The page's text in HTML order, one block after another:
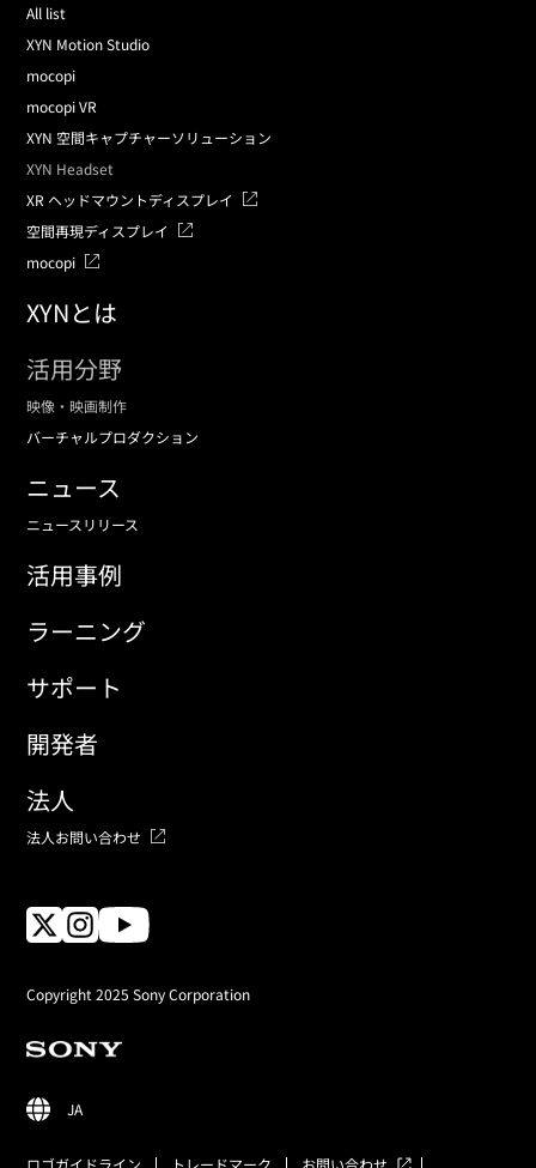
All list
XYN Motion Studio
mocopi
mocopi VR
XYN 空間キャプチャーソリューション
XYN Headset
XR ヘッドマウントディスプレイ
空間再現ディスプレイ
mocopi
XYNとは
活用分野
映像・映画制作
バーチャルプロダクション
ニュース
ニュースリリース
活用事例
ラーニング
サポート
開発者
法人
法人お問い合わせ
Copyright 2025 Sony Corporation
JA
ロゴガイドライン トレードマーク お問い合わせ